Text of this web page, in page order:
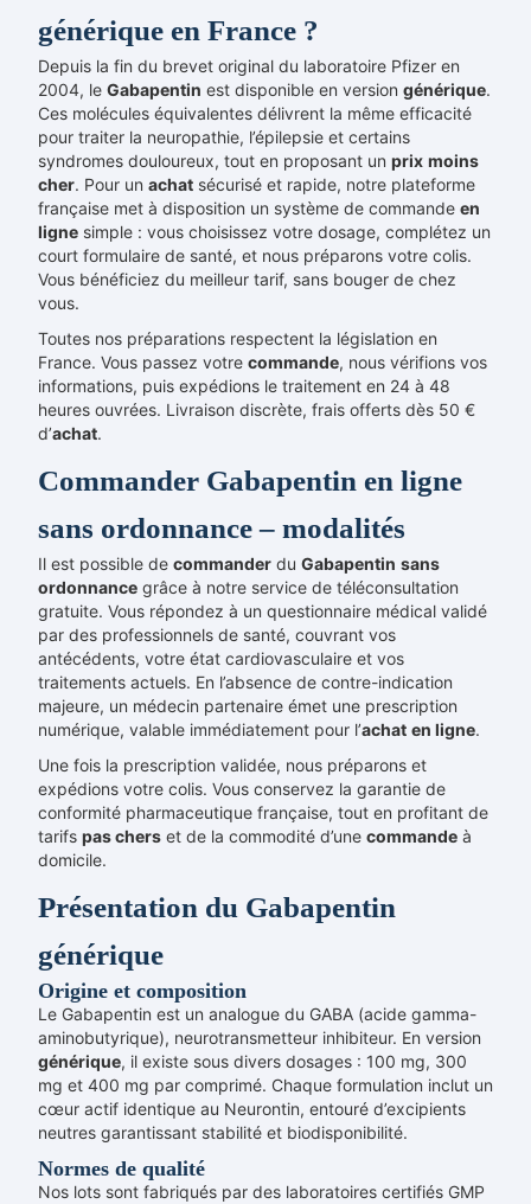
générique en France ?
Depuis la fin du brevet original du laboratoire Pfizer en
2004, le Gabapentin est disponible en version générique.
Ces molécules équivalentes délivrent la même efficacité
pour traiter la neuropathie, l’épilepsie et certains
syndromes douloureux, tout en proposant un prix moins
cher. Pour un achat sécurisé et rapide, notre plateforme
française met à disposition un système de commande en
ligne simple : vous choisissez votre dosage, complétez un
court formulaire de santé, et nous préparons votre colis.
Vous bénéficiez du meilleur tarif, sans bouger de chez
vous.
Toutes nos préparations respectent la législation en
France. Vous passez votre commande, nous vérifions vos
informations, puis expédions le traitement en 24 à 48
heures ouvrées. Livraison discrète, frais offerts dès 50 €
d’achat.
Commander Gabapentin en ligne
sans ordonnance – modalités
Il est possible de commander du Gabapentin sans
ordonnance grâce à notre service de téléconsultation
gratuite. Vous répondez à un questionnaire médical validé
par des professionnels de santé, couvrant vos
antécédents, votre état cardiovasculaire et vos
traitements actuels. En l’absence de contre-indication
majeure, un médecin partenaire émet une prescription
numérique, valable immédiatement pour l’achat en ligne.
Une fois la prescription validée, nous préparons et
expédions votre colis. Vous conservez la garantie de
conformité pharmaceutique française, tout en profitant de
tarifs pas chers et de la commodité d’une commande à
domicile.
Présentation du Gabapentin
générique
Origine et composition
Le Gabapentin est un analogue du GABA (acide gamma-
aminobutyrique), neurotransmetteur inhibiteur. En version
générique, il existe sous divers dosages : 100 mg, 300
mg et 400 mg par comprimé. Chaque formulation inclut un
cœur actif identique au Neurontin, entouré d’excipients
neutres garantissant stabilité et biodisponibilité.
Normes de qualité
Nos lots sont fabriqués par des laboratoires certifiés GMP